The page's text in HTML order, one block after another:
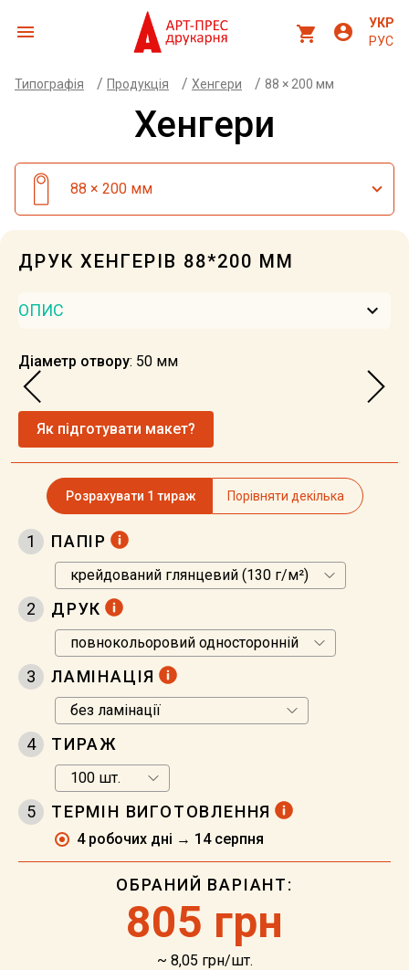
menu shopping_cart account_circle
УКР
РУС
Типографія / Продукція / Хенгери / 88 × 200 мм
Хенгери
88 × 200 мм
ДРУК ХЕНГЕРІВ 88*200 ММ
ОПИС keyboard_arrow_down
Діаметр отвору: 50 мм
Як підготувати макет?
Розрахувати 1 тираж Порівняти декілька
1 ПАПІР
2 ДРУК
3 ЛАМІНАЦІЯ
4 ТИРАЖ
5 ТЕРМІН ВИГОТОВЛЕННЯ
4 робочих дні → 14 серпня
ОБРАНИЙ ВАРІАНТ:
805 грн
~ 8,05 грн/шт.